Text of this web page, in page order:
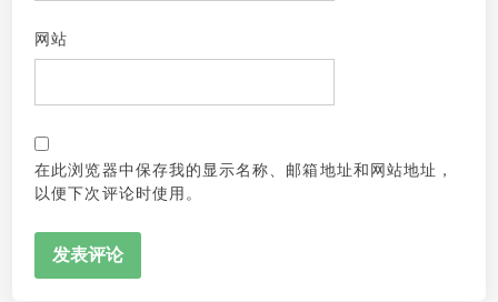
网站
在此浏览器中保存我的显示名称、邮箱地址和网站地址，
以便下次评论时使用。